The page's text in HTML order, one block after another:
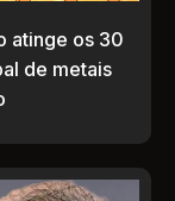
atinge os 30
de metais